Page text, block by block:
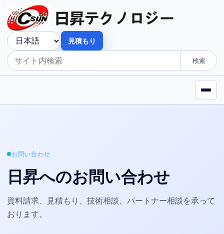
検索
見積もり
お問い合わせ
日昇へのお問い合わせ
資料請求、見積もり、技術相談、パートナー相談を承って
おります。